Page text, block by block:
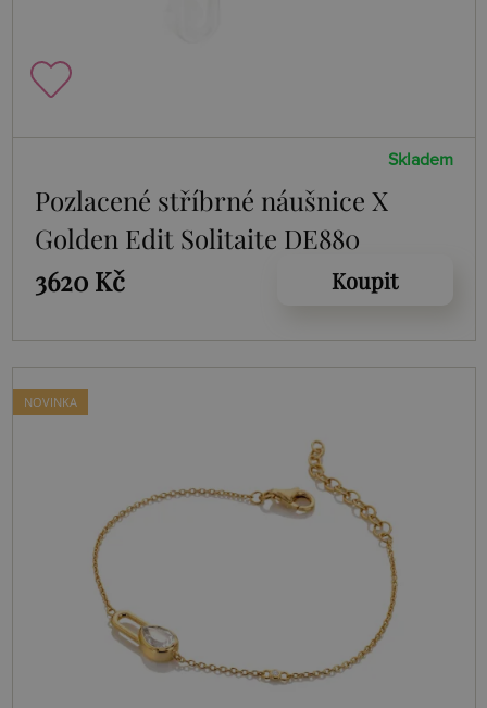
Skladem
Pozlacené stříbrné náušnice X
Golden Edit Solitaite DE880
3620 Kč
Koupit
NOVINKA